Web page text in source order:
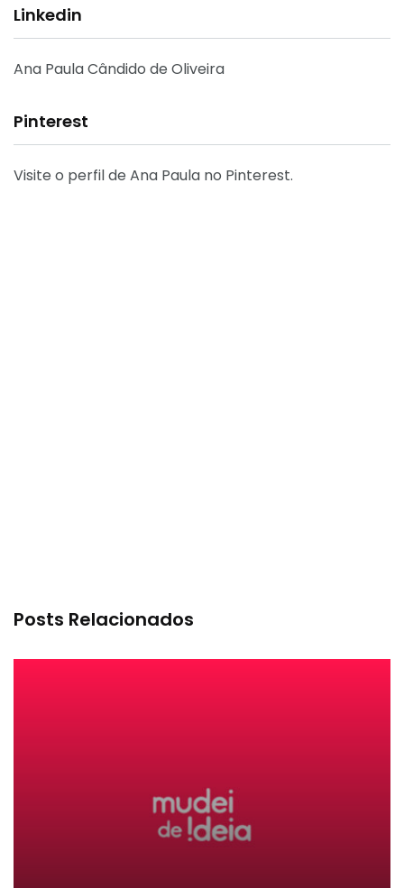
Linkedin
Ana Paula Cândido de Oliveira
Pinterest
Visite o perfil de Ana Paula no Pinterest.
Posts Relacionados